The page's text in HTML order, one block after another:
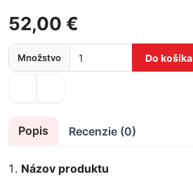
52,00 €
Množstvo Do košíka
Popis Recenzie (0)
Názov produktu